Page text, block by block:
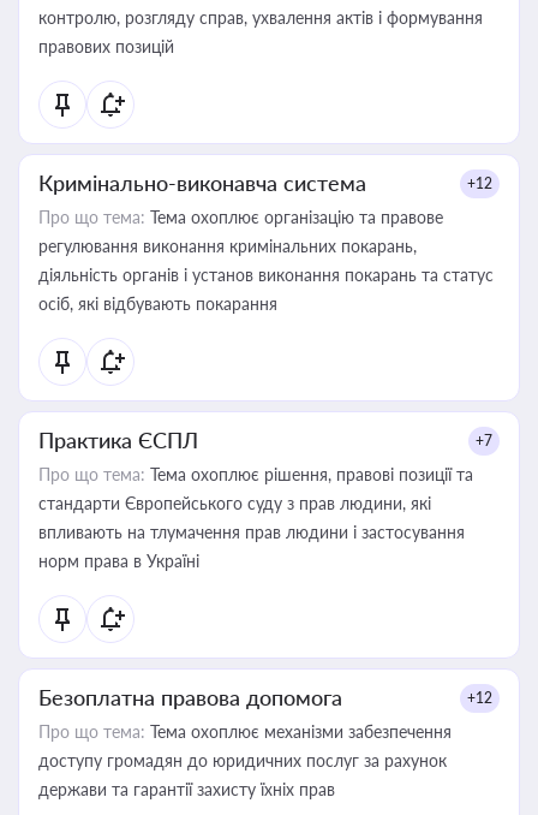
контролю, розгляду справ, ухвалення актів і формування
правових позицій
Кримінально-виконавча система +12
Про що тема: Тема охоплює організацію та правове
регулювання виконання кримінальних покарань,
діяльність органів і установ виконання покарань та статус
осіб, які відбувають покарання
Практика ЄСПЛ +7
Про що тема: Тема охоплює рішення, правові позиції та
стандарти Європейського суду з прав людини, які
впливають на тлумачення прав людини і застосування
норм права в Україні
Безоплатна правова допомога +12
Про що тема: Тема охоплює механізми забезпечення
доступу громадян до юридичних послуг за рахунок
держави та гарантії захисту їхніх прав